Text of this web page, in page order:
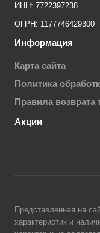
ИНН: 7722397238
ОГРН: 1177746429300
Информация
Карта сайта
Политика
Правила возврата
Акции
Представленная на
характеристик и